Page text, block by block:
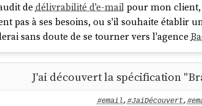
dedélivrabilité d'e-mailpour mon
pas à ses besoins, ou s'il souhaite établir
sans doute de se tourner vers l'agence
Badsender
de la publication de cette
J'ai découvert la spécification
#email,#JaiDécouvert,